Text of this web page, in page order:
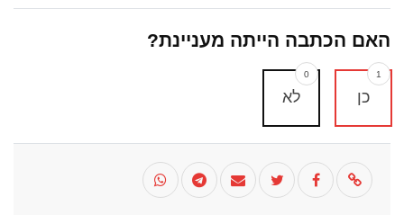
האם הכתבה הייתה מעניינת?
כן
1
לא
0